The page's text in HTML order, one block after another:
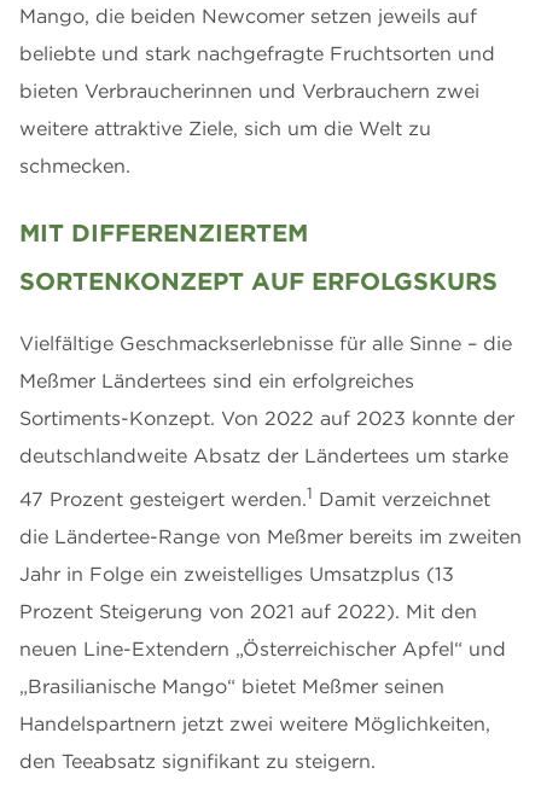
Mango, die beiden Newcomer setzen jeweils auf
beliebte und stark nachgefragte Fruchtsorten und
bieten Verbraucherinnen und Verbrauchern zwei
weitere attraktive Ziele, sich um die Welt zu
schmecken.
MIT DIFFERENZIERTEM
SORTENKONZEPT AUF ERFOLGSKURS
Vielfältige Geschmackserlebnisse für alle Sinne – die
Meßmer Ländertees sind ein erfolgreiches
Sortiments-Konzept. Von 2022 auf 2023 konnte der
deutschlandweite Absatz der Ländertees um starke
47 Prozent gesteigert werden.1 Damit verzeichnet
die Ländertee-Range von Meßmer bereits im zweiten
Jahr in Folge ein zweistelliges Umsatzplus (13
Prozent Steigerung von 2021 auf 2022). Mit den
neuen Line-Extendern „Österreichischer Apfel“ und
„Brasilianische Mango“ bietet Meßmer seinen
Handelspartnern jetzt zwei weitere Möglichkeiten,
den Teeabsatz signifikant zu steigern.